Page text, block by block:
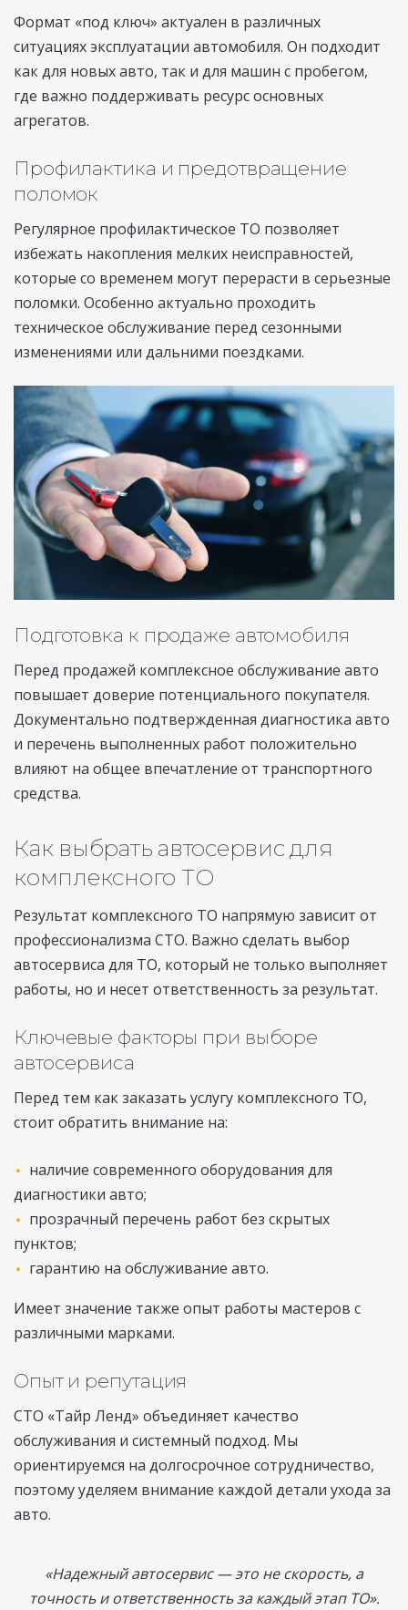
Формат «под ключ» актуален в различных
ситуациях эксплуатации автомобиля. Он подходит
как для новых авто, так и для машин с пробегом,
где важно поддерживать ресурс основных
агрегатов.
Профилактика и предотвращение
поломок
Регулярное профилактическое ТО позволяет
избежать накопления мелких неисправностей,
которые со временем могут перерасти в серьезные
поломки. Особенно актуально проходить
техническое обслуживание перед сезонными
изменениями или дальними поездками.
Подготовка к продаже автомобиля
Перед продажей комплексное обслуживание авто
повышает доверие потенциального покупателя.
Документально подтвержденная диагностика авто
и перечень выполненных работ положительно
влияют на общее впечатление от транспортного
средства.
Как выбрать автосервис для
комплексного ТО
Результат комплексного ТО напрямую зависит от
профессионализма СТО. Важно сделать выбор
автосервиса для ТО, который не только выполняет
работы, но и несет ответственность за результат.
Ключевые факторы при выборе
автосервиса
Перед тем как заказать услугу комплексного ТО,
стоит обратить внимание на:
наличие современного оборудования для
диагностики авто;
прозрачный перечень работ без скрытых
пунктов;
гарантию на обслуживание авто.
Имеет значение также опыт работы мастеров с
различными марками.
Опыт и репутация
СТО «Тайр Ленд» объединяет качество
обслуживания и системный подход. Мы
ориентируемся на долгосрочное сотрудничество,
поэтому уделяем внимание каждой детали ухода за
авто.
«Надежный автосервис — это не скорость, а
точность и ответственность за каждый этап ТО».